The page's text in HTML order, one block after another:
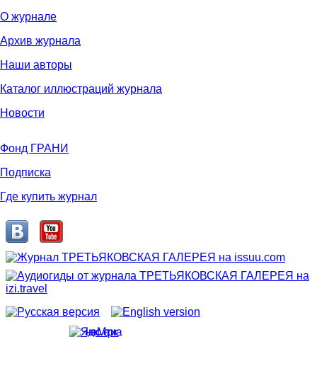
О журнале
Архив журнала
Наши авторы
Каталог иллюстраций журнала
Новости
Фонд ГРАНИ
Подписка
Где купить журнал